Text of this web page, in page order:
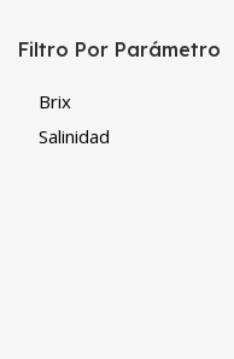
Filtro Por Parámetro
Brix
Salinidad